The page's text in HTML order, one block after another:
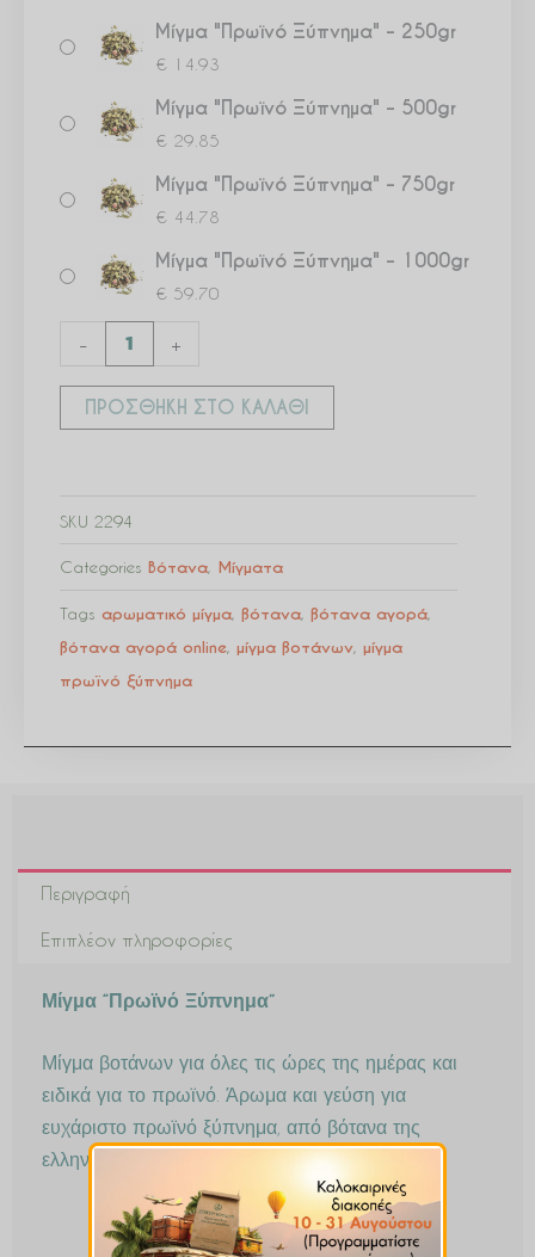
Μίγμα "Πρωϊνό Ξύπνημα" – 250gr
€ 14.93
Μίγμα "Πρωϊνό Ξύπνημα" – 500gr
€ 29.85
Μίγμα "Πρωϊνό Ξύπνημα" – 750gr
€ 44.78
Μίγμα "Πρωϊνό Ξύπνημα" – 1000gr
€ 59.70
- +
ΠΡΟΣΘΉΚΗ ΣΤΟ ΚΑΛΆΘΙ
SKU 2294
Categories Βότανα, Μίγματα
Tags αρωματικό μίγμα, βότανα, βότανα αγορά,
βότανα αγορά online, μίγμα βοτάνων, μίγμα
πρωϊνό ξύπνημα
Περιγραφή
Επιπλέον πληροφορίες
Μίγμα “Πρωϊνό Ξύπνημα”
Μίγμα βοτάνων για όλες τις ώρες της ημέρας και
ειδικά για το πρωϊνό. Άρωμα και γεύση για
ευχάριστο πρωϊνό ξύπνημα, από βότανα της
ελληνικής γης.